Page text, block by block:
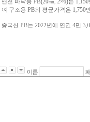
맨션 바닥용 PB(20㎜, 2×6)는
여 구조용 PB의 평균가격은
중국산 PB는 2022년에 연간 4만
이름